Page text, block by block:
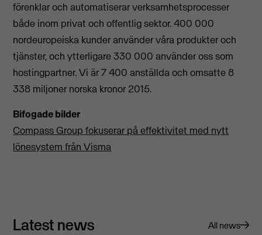
förenklar och automatiserar verksamhetsprocesser
både inom privat och offentlig sektor. 400 000
nordeuropeiska kunder använder våra produkter och
tjänster, och ytterligare 330 000 använder oss som
hostingpartner. Vi är 7 400 anställda och omsatte 8
338 miljoner norska kronor 2015.
Bifogade bilder
Compass Group fokuserar på effektivitet med nytt
lönesystem från Visma
Latest news All news